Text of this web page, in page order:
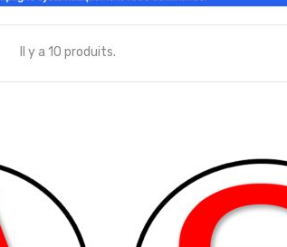
Accès réservé au service...
3,90 €
Accès réservé au service...
Il y a 10 produits.